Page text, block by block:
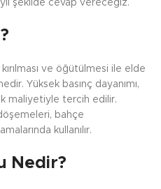
şekilde cevap vereceğiz.
ve öğütülmesi ile elde
Yüksek basınç dayanımı,
maliyetiyle tercih edilir.
bahçe
kullanılır.
Nedir?